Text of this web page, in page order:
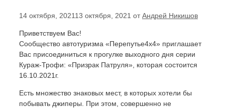
14 октября, 202113 октября, 2021 отАндрей Никишов
Приветствуем Вас!
Сообщество автотуризма «Перепутье4х4» приглашает
Вас присоединиться к прогулке выходного дня серии
Кураж-Трофи: «Призрак Патруля», которая состоится
16.10.2021г.
Есть множество знаковых мест, в которых хотели бы
побывать джиперы. При этом, совершенно не